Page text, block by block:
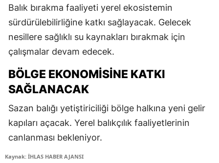
Balık bırakma faaliyeti yerel ekosistemin
sürdürülebilirliğine katkı sağlayacak. Gelecek
nesillere sağlıklı su kaynakları bırakmak için
çalışmalar devam edecek.
BÖLGE EKONOMISINE KATKI
SAĞLANACAK
Sazan balığı yetiştiriciliği bölge halkına yeni gelir
kapıları açacak. Yerel balıkçılık faaliyetlerinin
canlanması bekleniyor.
Kaynak: İHLAS HABER AJANSI